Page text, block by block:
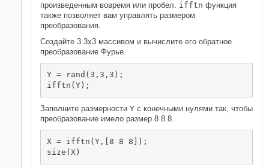
произведенным вовремя или пробел. ifftn функция
также позволяет вам управлять размером
преобразования.
Создайте 3 3х3 массивом и вычислите его обратное
преобразование Фурье.
Y = rand(3,3,3);
ifftn(Y);
Заполните размерности Y с конечными нулями так, чтобы
преобразование имело размер 8 8 8.
X = ifftn(Y,[8 8 8]);
size(X)